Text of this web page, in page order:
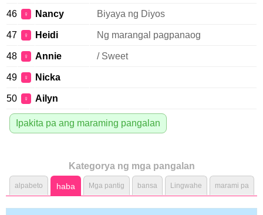
46 ♀ Nancy Biyaya ng Diyos
47 ♀ Heidi Ng marangal pagpanaog
48 ♀ Annie / Sweet
49 ♀ Nicka
50 ♀ Ailyn
Ipakita pa ang maraming pangalan
Kategorya ng mga pangalan
alpabeto haba Mga pantig bansa Lingwahe marami pa